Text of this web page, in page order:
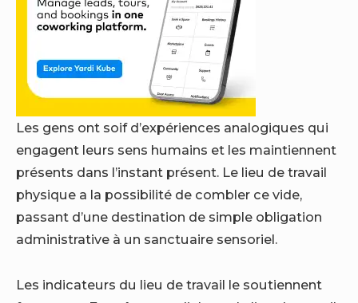
Les gens ont soif d’expériences analogiques qui
engagent leurs sens humains et les maintiennent
présents dans l’instant présent. Le lieu de travail
physique a la possibilité de combler ce vide,
passant d’une destination de simple obligation
administrative à un sanctuaire sensoriel.
Les indicateurs du lieu de travail le soutiennent